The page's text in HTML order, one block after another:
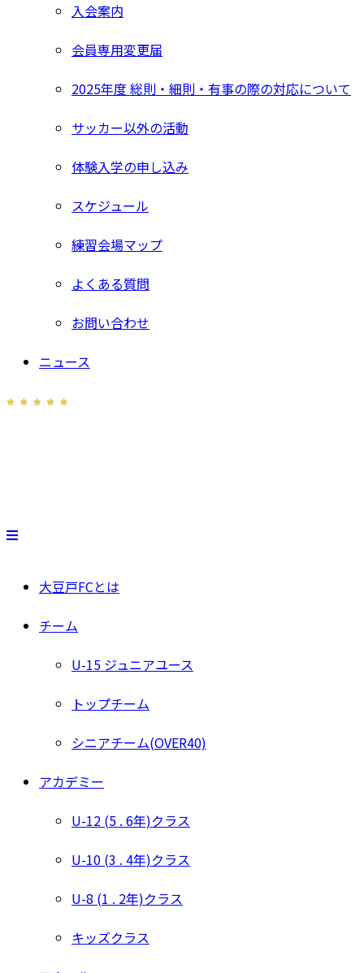
入会案内
会員専用変更届
2025年度 総則・細則・有事の際の対応について
サッカー以外の活動
体験入学の申し込み
スケジュール
練習会場マップ
よくある質問
お問い合わせ
ニュース
大豆戸FCとは
チーム
U-15 ジュニアユース
トップチーム
シニアチーム(OVER40)
アカデミー
U-12 (5 . 6年)クラス
U-10 (3 . 4年)クラス
U-8 (1 . 2年)クラス
キッズクラス